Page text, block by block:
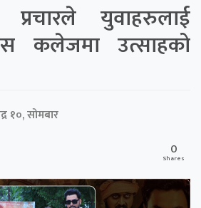
प्रचारले युवाहरुलाई
कलेजमा उत्साहको
१०, सोमबार
0
Shares